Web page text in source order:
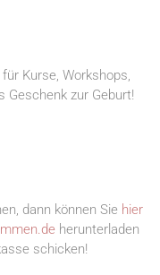
für Kurse, Workshops,
Geschenk zur Geburt!
dann können Sie hier
herunterladen
schicken!